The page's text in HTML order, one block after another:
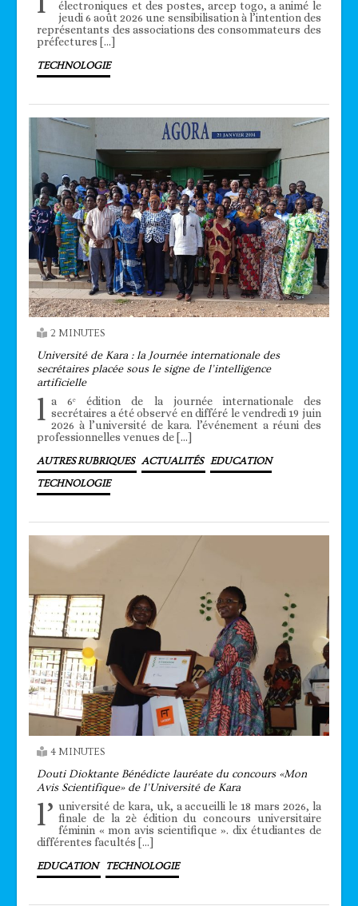
électroniques et des postes, arcep togo, a animé le
jeudi 6 août 2026 une sensibilisation à l’intention des
représentants des associations des consommateurs des
préfectures […]
TECHNOLOGIE
2 MINUTES
Université de Kara : la Journée internationale des
secrétaires placée sous le signe de l’intelligence
artificielle
l a 6ᵉ édition de la journée internationale des
secrétaires a été observé en différé le vendredi 19 juin
2026 à l’université de kara. l’événement a réuni des
professionnelles venues de […]
AUTRES RUBRIQUES ACTUALITÉS EDUCATION
TECHNOLOGIE
4 MINUTES
Douti Dioktante Bénédicte lauréate du concours «Mon
Avis Scientifique» de l’Université de Kara
l’ université de kara, uk, a accueilli le 18 mars 2026, la
finale de la 2è édition du concours universitaire
féminin « mon avis scientifique ». dix étudiantes de
différentes facultés […]
EDUCATION TECHNOLOGIE